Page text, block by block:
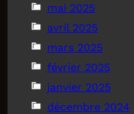
mai 2025
avril 2025
mars 2025
février 2025
janvier 2025
décembre 2024